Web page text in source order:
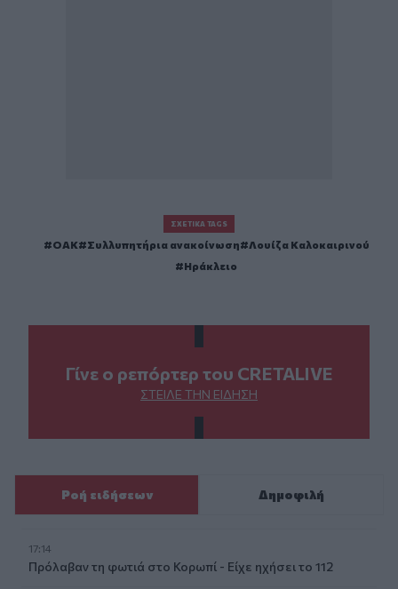
ΣΧΕΤΙΚΆ TAGS
ΟΑΚ Συλλυπητήρια ανακοίνωση
Λουίζα Καλοκαιρινού
Ηράκλειο
Γίνε ο ρεπόρτερ του CRETALIVE
ΣΤΕΊΛΕ ΤΗΝ ΕΊΔΗΣΗ
Ροή ειδήσεων Δημοφιλή
17:14
Πρόλαβαν τη φωτιά στο Κορωπί - Είχε ηχήσει το 112